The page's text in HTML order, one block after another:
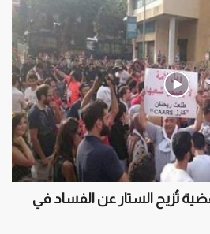
تُزيح الستار عن الفساد في